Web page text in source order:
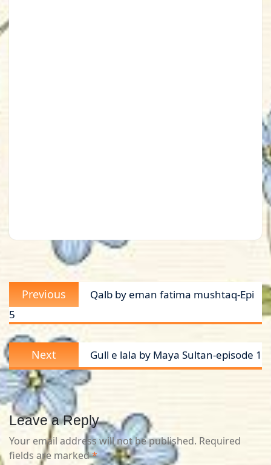
Post
navigation
Previous
Previous
post:
Qalb by eman fatima mushtaq-Epi
5
Next
Next
post:
Gull e lala by Maya Sultan-episode 1
Leave a Reply
Your email address will not be published. Required
fields are marked*